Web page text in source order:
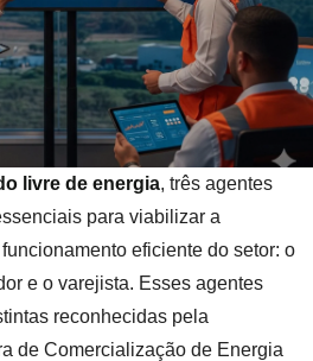
livre de energia, três agentes
para viabilizar a
eficiente do setor: o
e o varejista. Esses agentes
reconhecidas pela
de Comercialização de Energia